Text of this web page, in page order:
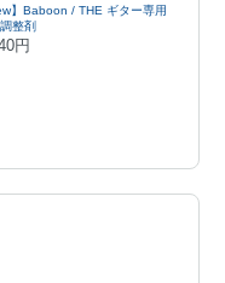
】Baboon / THE ギター専用
整剤
円